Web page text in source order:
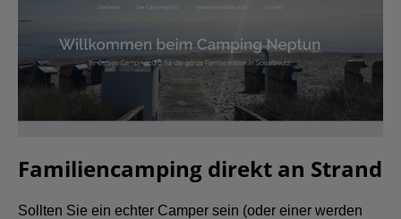
Familiencamping direkt an Strand
Sollten Sie ein echter Camper sein (oder einer werden